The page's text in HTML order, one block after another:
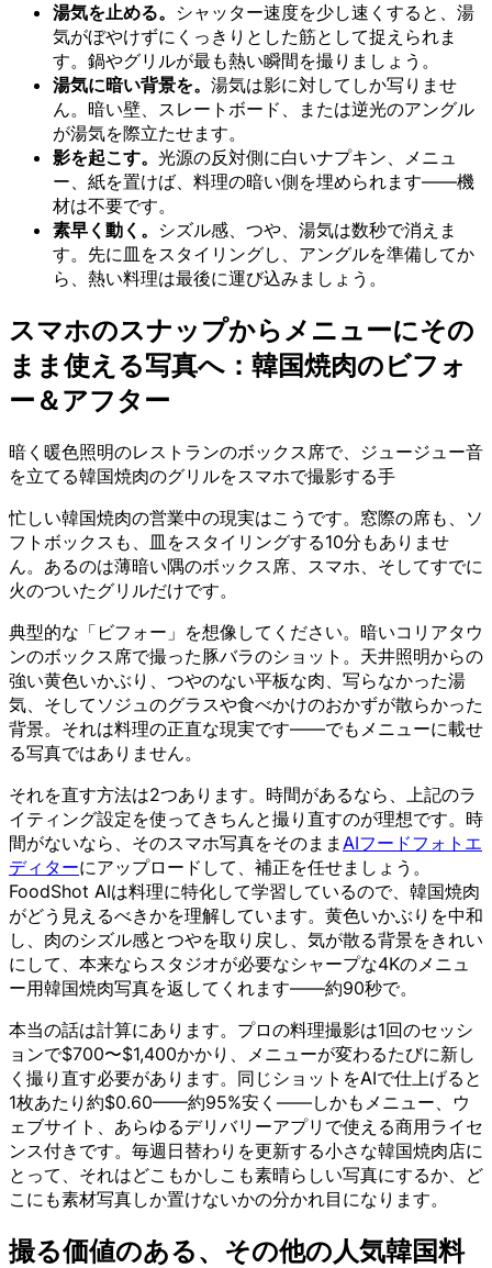
湯気を止める。 シャッター速度を少し速くすると、湯
気がぼやけずにくっきりとした筋として捉えられま
す。鍋やグリルが最も熱い瞬間を撮りましょう。
湯気に暗い背景を。 湯気は影に対してしか写りませ
ん。暗い壁、スレートボード、または逆光のアングル
が湯気を際立たせます。
影を起こす。 光源の反対側に白いナプキン、メニュ
ー、紙を置けば、料理の暗い側を埋められます——機
材は不要です。
素早く動く。 シズル感、つや、湯気は数秒で消えま
す。先に皿をスタイリングし、アングルを準備してか
ら、熱い料理は最後に運び込みましょう。
スマホのスナップからメニューにその
まま使える写真へ：韓国焼肉のビフォ
ー＆アフター
暗く暖色照明のレストランのボックス席で、ジュージュー音
を立てる韓国焼肉のグリルをスマホで撮影する手
忙しい韓国焼肉の営業中の現実はこうです。窓際の席も、ソ
フトボックスも、皿をスタイリングする10分もありませ
ん。あるのは薄暗い隅のボックス席、スマホ、そしてすでに
火のついたグリルだけです。
典型的な「ビフォー」を想像してください。暗いコリアタウ
ンのボックス席で撮った豚バラのショット。天井照明からの
強い黄色いかぶり、つやのない平板な肉、写らなかった湯
気、そしてソジュのグラスや食べかけのおかずが散らかった
背景。それは料理の正直な現実です——でもメニューに載せ
る写真ではありません。
それを直す方法は2つあります。時間があるなら、上記のラ
イティング設定を使ってきちんと撮り直すのが理想です。時
間がないなら、そのスマホ写真をそのまま AIフードフォトエ
ディターにアップロードして、補正を任せましょう。
FoodShot AIは料理に特化して学習しているので、韓国焼肉
がどう見えるべきかを理解しています。黄色いかぶりを中和
し、肉のシズル感とつやを取り戻し、気が散る背景をきれい
にして、本来ならスタジオが必要なシャープな4Kのメニュ
ー用韓国焼肉写真を返してくれます——約90秒で。
本当の話は計算にあります。プロの料理撮影は1回のセッシ
ョンで$700〜$1,400かかり、メニューが変わるたびに新し
く撮り直す必要があります。同じショットをAIで仕上げると
1枚あたり約$0.60——約95%安く——しかもメニュー、ウ
ェブサイト、あらゆるデリバリーアプリで使える商用ライセ
ンス付きです。毎週日替わりを更新する小さな韓国焼肉店に
とって、それはどこもかしこも素晴らしい写真にするか、ど
こにも素材写真しか置けないかの分かれ目になります。
撮る価値のある、その他の人気韓国料